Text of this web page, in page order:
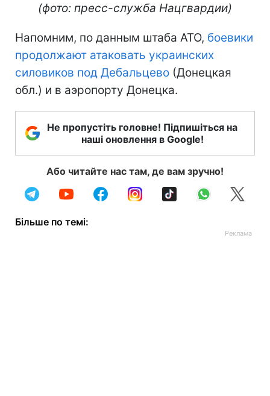
(фото: пресс-служба Нацгвардии)
Напомним, по данным штаба АТО, боевики
продолжают атаковать украинских
силовиков под Дебальцево (Донецкая
обл.) и в аэропорту Донецка.
Не пропустіть головне! Підпишіться на
наші оновлення в Google!
Або читайте нас там, де вам зручно!
Більше по темі: